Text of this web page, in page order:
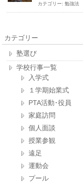
カテゴリー:勉強法
カテゴリー
塾選び
学校行事一覧
入学式
１学期始業式
PTA活動･役員
家庭訪問
個人面談
授業参観
遠足
運動会
プール